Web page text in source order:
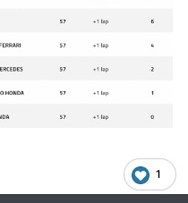
1